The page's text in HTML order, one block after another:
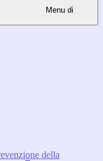
Menu di
della